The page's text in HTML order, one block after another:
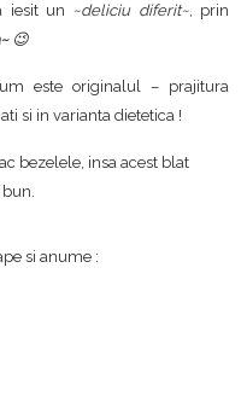
iesit un ~deliciu diferit~, prin
😉
este originalul – prajitura
si in varianta dietetica !
bezelele, insa acest blat
si anume :